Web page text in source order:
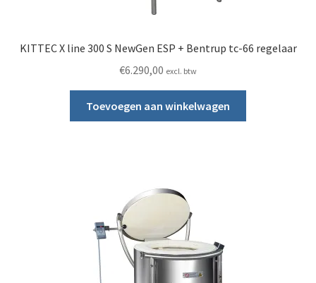
KITTEC X line 300 S NewGen ESP + Bentrup tc-66 regelaar
€6.290,00 excl. btw
Toevoegen aan winkelwagen